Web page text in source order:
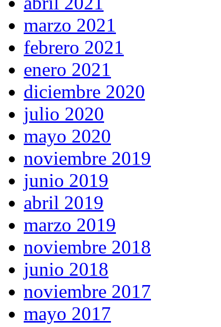
marzo 2021
febrero 2021
enero 2021
diciembre 2020
julio 2020
mayo 2020
noviembre 2019
junio 2019
abril 2019
marzo 2019
noviembre 2018
junio 2018
noviembre 2017
mayo 2017